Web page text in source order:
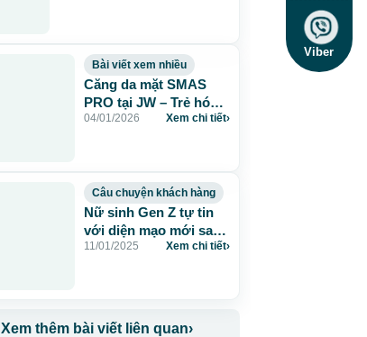
Bài viết xem nhiều
Căng da mặt SMAS
PRO tại JW – Trẻ hóa
toàn diện, giữ nét tự
04/01/2026 Xem chi tiết›
Câu chuyện khách hàng
Nữ sinh Gen Z tự tin
với diện mạo mới sau
khi phẫu thuật hàm hô
11/01/2025 Xem chi tiết›
Xem thêm bài viết liên quan›
Viber